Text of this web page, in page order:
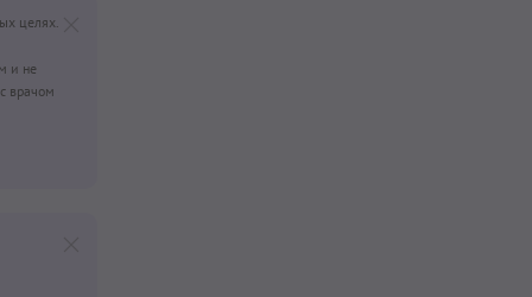
целях.
и не
врачом